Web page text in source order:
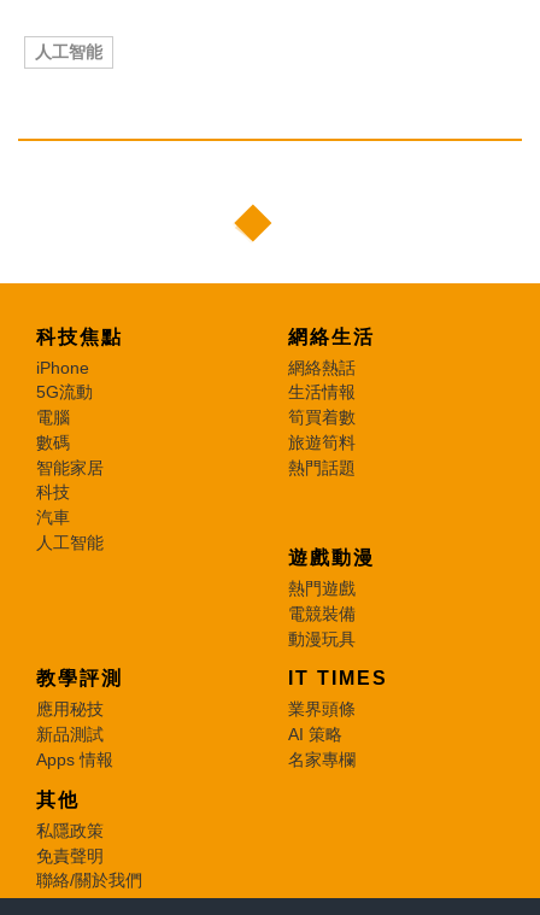
人工智能
科技焦點
iPhone
5G流動
電腦
數碼
智能家居
科技
汽車
人工智能
網絡生活
網絡熱話
生活情報
筍買着數
旅遊筍料
熱門話題
遊戲動漫
熱門遊戲
電競裝備
動漫玩具
教學評測
應用秘技
新品測試
Apps 情報
IT TIMES
業界頭條
AI 策略
名家專欄
其他
私隱政策
免責聲明
聯絡/關於我們